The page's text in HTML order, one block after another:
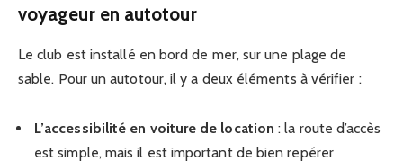
voyageur en autotour
Le club est installé en bord de mer, sur une plage de
sable. Pour un autotour, il y a deux éléments à vérifier :
L’accessibilité en voiture de location : la route d’accès
est simple, mais il est important de bien repérer